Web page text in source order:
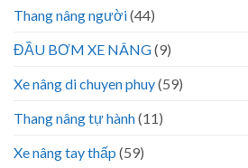
Thang nâng người(44)
ĐẦU BƠM XE NÂNG(9)
Xe nâng di chuyen phuy(59)
Thang nâng tự hành(11)
Xe nâng tay thấp (59)